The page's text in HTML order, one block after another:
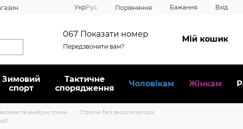
УкрРус Порівняння Бажання Вхід
067 Показати номер
Передзвонити вам?
Мій кошик
Зимовий
спорт
Тактичне
спорядження
Чоловікам Жінкам
та анкерні точки
Стропи без амортизатора